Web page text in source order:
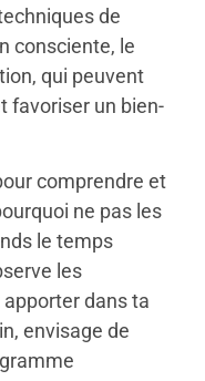
de
consciente, le
qui peuvent
favoriser un bien-
comprendre et
ne pas les
le temps
les
dans ta
envisage de